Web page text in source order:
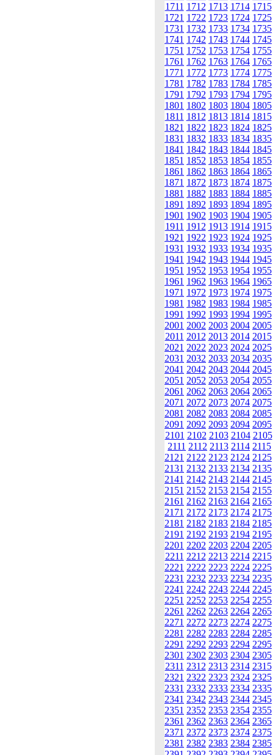
1711 1712 1713 1714 1715
1721 1722 1723 1724 1725
1731 1732 1733 1734 1735
1741 1742 1743 1744 1745
1751 1752 1753 1754 1755
1761 1762 1763 1764 1765
1771 1772 1773 1774 1775
1781 1782 1783 1784 1785
1791 1792 1793 1794 1795
1801 1802 1803 1804 1805
1811 1812 1813 1814 1815
1821 1822 1823 1824 1825
1831 1832 1833 1834 1835
1841 1842 1843 1844 1845
1851 1852 1853 1854 1855
1861 1862 1863 1864 1865
1871 1872 1873 1874 1875
1881 1882 1883 1884 1885
1891 1892 1893 1894 1895
1901 1902 1903 1904 1905
1911 1912 1913 1914 1915
1921 1922 1923 1924 1925
1931 1932 1933 1934 1935
1941 1942 1943 1944 1945
1951 1952 1953 1954 1955
1961 1962 1963 1964 1965
1971 1972 1973 1974 1975
1981 1982 1983 1984 1985
1991 1992 1993 1994 1995
2001 2002 2003 2004 2005
2011 2012 2013 2014 2015
2021 2022 2023 2024 2025
2031 2032 2033 2034 2035
2041 2042 2043 2044 2045
2051 2052 2053 2054 2055
2061 2062 2063 2064 2065
2071 2072 2073 2074 2075
2081 2082 2083 2084 2085
2091 2092 2093 2094 2095
2101 2102 2103 2104 2105
2111 2112 2113 2114 2115
2121 2122 2123 2124 2125
2131 2132 2133 2134 2135
2141 2142 2143 2144 2145
2151 2152 2153 2154 2155
2161 2162 2163 2164 2165
2171 2172 2173 2174 2175
2181 2182 2183 2184 2185
2191 2192 2193 2194 2195
2201 2202 2203 2204 2205
2211 2212 2213 2214 2215
2221 2222 2223 2224 2225
2231 2232 2233 2234 2235
2241 2242 2243 2244 2245
2251 2252 2253 2254 2255
2261 2262 2263 2264 2265
2271 2272 2273 2274 2275
2281 2282 2283 2284 2285
2291 2292 2293 2294 2295
2301 2302 2303 2304 2305
2311 2312 2313 2314 2315
2321 2322 2323 2324 2325
2331 2332 2333 2334 2335
2341 2342 2343 2344 2345
2351 2352 2353 2354 2355
2361 2362 2363 2364 2365
2371 2372 2373 2374 2375
2381 2382 2383 2384 2385